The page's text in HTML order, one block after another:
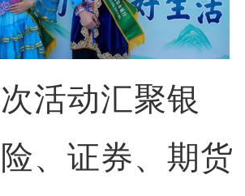
动汇聚银
、证券、期货